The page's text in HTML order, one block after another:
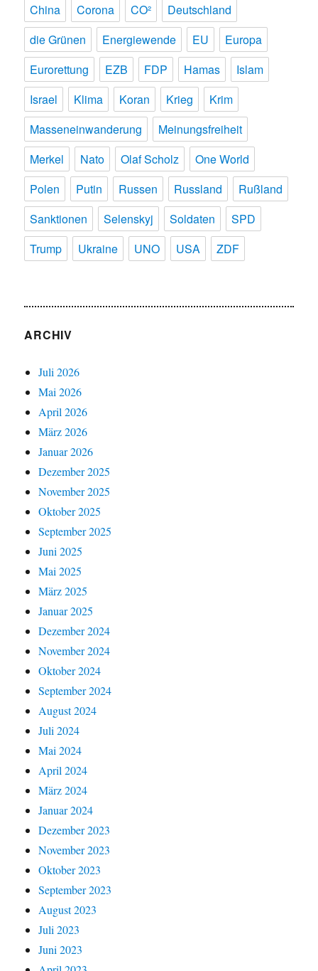
China
Corona CO²
Deutschland
die Grünen
Energiewende EU
Europa
Eurorettung
EZB FDP Hamas
Islam
Israel
Klima Koran Krieg
Krim
Masseneinwanderung
Meinungsfreiheit
Merkel
Nato Olaf Scholz
One World
Polen
Putin Russen Russland
Rußland
Sanktionen
Selenskyj Soldaten
SPD
Trump
Ukraine UNO USA ZDF
ARCHIV
Juli 2026
Mai 2026
April 2026
März 2026
Januar 2026
Dezember 2025
November 2025
Oktober 2025
September 2025
Juni 2025
Mai 2025
März 2025
Januar 2025
Dezember 2024
November 2024
Oktober 2024
September 2024
August 2024
Juli 2024
Mai 2024
April 2024
März 2024
Januar 2024
Dezember 2023
November 2023
Oktober 2023
September 2023
August 2023
Juli 2023
Juni 2023